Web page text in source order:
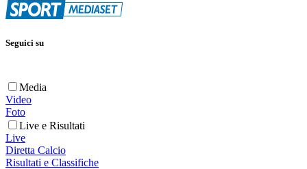
Seguici su
Media
Video
Foto
Live e Risultati
Live
Diretta Calcio
Risultati e Classifiche